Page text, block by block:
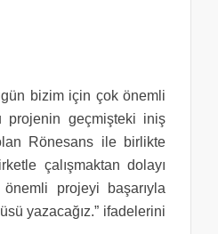
bizim için çok önemli
geçmişteki iniş
olan Rönesans ile birlikte
çalışmaktan dolayı
projeyi başarıyla
yazacağız.” ifadelerini